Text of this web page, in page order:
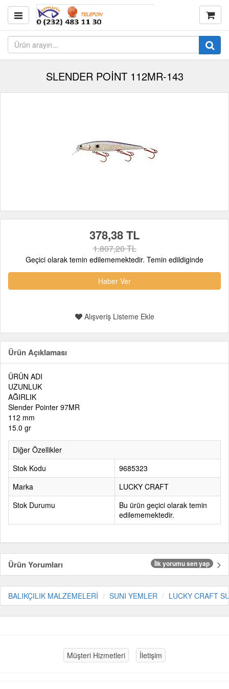
SLENDER POİNT 112MR-143
378,38 TL
1.807,20 TL
Geçici olarak temin edilememektedir. Temin edildiginde
Haber Ver
Alışveriş Listeme Ekle
Ürün Açıklaması
ÜRÜN ADI
UZUNLUK
AĞIRLIK
Slender Pointer 97MR
112 mm
15.0 gr
Diğer Özellikler
Stok Kodu
9685323
Marka
LUCKY CRAFT
Stok Durumu
Bu ürün geçici olarak temin
edilememektedir.
Ürün Yorumları İlk yorumu sen yap
BALIKÇILIK MALZEMELERİ SUNI YEMLER LUCKY CRAFT
Müşteri Hizmetleri İletişim